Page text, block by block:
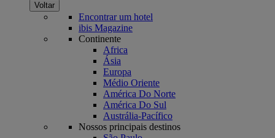
Voltar
Encontrar um hotel
ibis Magazine
Continente
Africa
Ásia
Europa
Médio Oriente
América Do Norte
América Do Sul
Austrália-Pacífico
Nossos principais destinos